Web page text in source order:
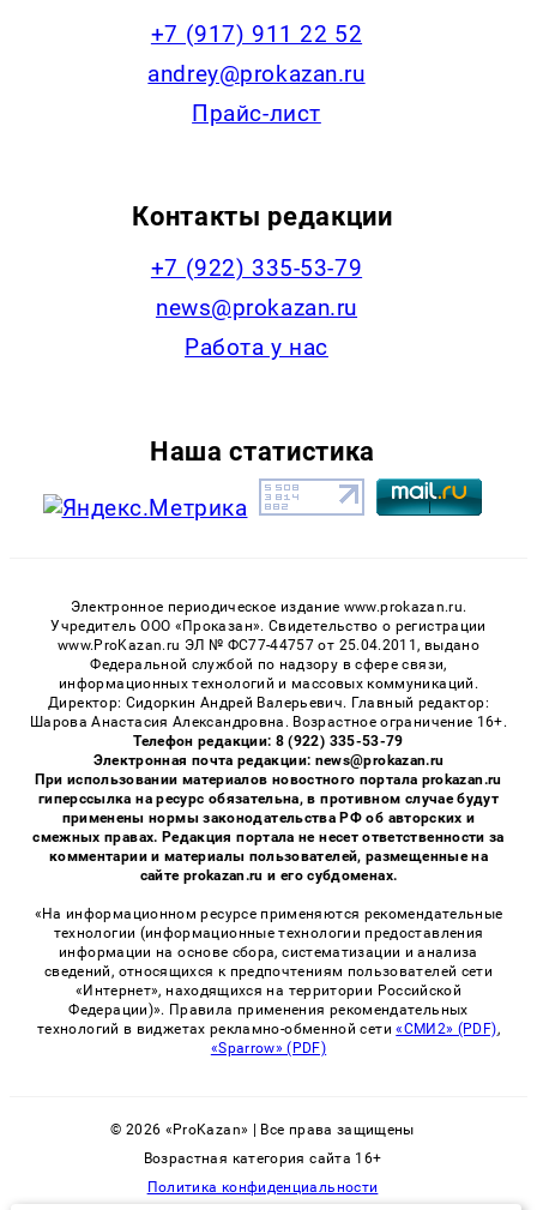
+7 (917) 911 22 52
andrey@prokazan.ru
Прайс-лист
Контакты редакции
+7 (922) 335-53-79
news@prokazan.ru
Работа у нас
Наша статистика
Электронное периодическое издание www.prokazan.ru.
Учредитель ООО «Проказан». Cвидетельство о регистрации
www.ProKazan.ru ЭЛ № ФС77-44757 от 25.04.2011, выдано
Федеральной службой по надзору в сфере связи,
информационных технологий и массовых коммуникаций.
Директор: Сидоркин Андрей Валерьевич. Главный редактор:
Шарова Анастасия Александровна. Возрастное ограничение 16+.
Телефон редакции: 8 (922) 335-53-79
Электронная почта редакции: news@prokazan.ru
При использовании материалов новостного портала prokazan.ru
гиперссылка на ресурс обязательна, в противном случае будут
применены нормы законодательства РФ об авторских и
смежных правах. Редакция портала не несет ответственности за
комментарии и материалы пользователей, размещенные на
сайте prokazan.ru и его субдоменах.
«На информационном ресурсе применяются рекомендательные
технологии (информационные технологии предоставления
информации на основе сбора, систематизации и анализа
сведений, относящихся к предпочтениям пользователей сети
«Интернет», находящихся на территории Российской
Федерации)». Правила применения рекомендательных
технологий в виджетах рекламно-обменной сети«СМИ2» (PDF),
«Sparrow» (PDF)
© 2026 «ProKazan» | Все права защищены
Возрастная категория сайта 16+
Политика конфиденциальности